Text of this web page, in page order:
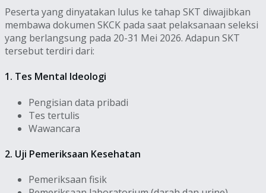
Peserta yang dinyatakan lulus ke tahap SKT diwajibkan
membawa dokumen SKCK pada saat pelaksanaan seleksi
yang berlangsung pada 20-31 Mei 2026. Adapun SKT
tersebut terdiri dari:
1. Tes Mental Ideologi
Pengisian data pribadi
Tes tertulis
Wawancara
2. Uji Pemeriksaan Kesehatan
Pemeriksaan fisik